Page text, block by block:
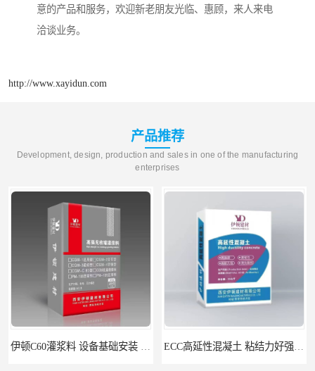
意的产品和服务，欢迎新老朋友光临、惠顾，来人来电
洽谈业务。
http://www.xayidun.com
产品推荐
Development, design, production and sales in one of the manufacturing
enterprises